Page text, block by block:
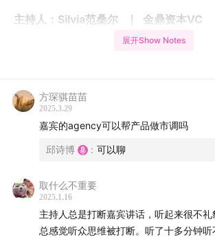
主持人：Silvia范桑尔 ｜ 金鼎资本VC
主持人： Sia ｜ 跨境实习生—（
经济学院金融专业&某药物出口企业千金）
本期赞助方：杭州宏盛泽科技有限公司｜
播客主理人：邱诗博｜跨境萌新
文案支持： 邱诗博｜跨境萌新
展开Show Notes
方琛骐苗苗
2025.3.29
嘉宾的agency可以帮产品做市调吗
邱诗博 : 可以聊
取什么不重要
2025.1.16
主持人总是打断嘉宾讲话，听起来很不礼
总感觉听众思维被打断。听了十多分钟